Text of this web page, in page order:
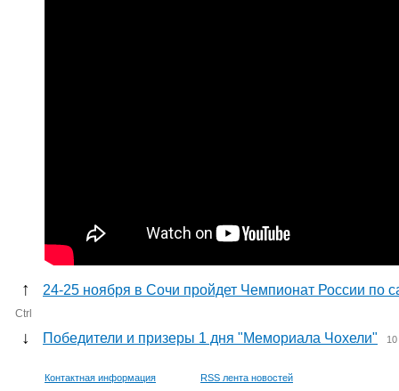
↑ 24-25 ноября в Сочи пройдет Чемпионат России по
Ctrl
↓ Победители и призеры 1 дня "Мемориала Чохели"
Контактная информация
RSS лента новостей